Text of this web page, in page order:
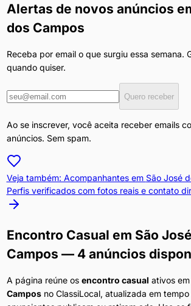
Alertas de novos anúncios
dos Campos
Receba por email o que surgiu essa semana.
quando quiser.
Quero receber
Ao se inscrever, você aceita receber emails
anúncios. Sem spam.
Veja também: Acompanhantes em São José
Perfis verificados com fotos reais e contato
Encontro Casual em São
Campos — 4 anúncios
A página reúne os encontro casual ativos em
Camposno ClassiLocal, atualizada em